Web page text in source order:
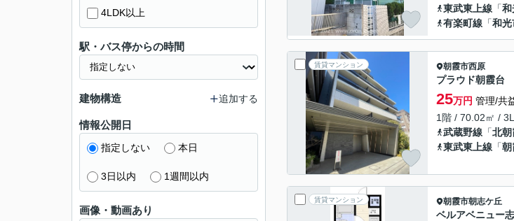
東武東上線 「和
有楽町線 「和光
賃貸マンション 朝霞市西原
プラウド朝霞台
25万円 管理/共
1階 / 70.02㎡ /
武蔵野線 「北朝
東武東上線 「朝
賃貸マンション 朝霞市朝志ケ丘
ベルアベニュー
4LDK以上
駅・バス停からの時間
建物構造 追加する
情報公開日
指定しない 本日
3日以内 1週間以内
画像・動画あり